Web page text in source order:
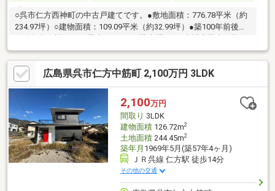
○呉市仁方西神町の中古戸建てです。●敷地面積：776.78平米（約
234.97坪）○建物面積：109.09平米（約32.99坪）●築100年前後
（築年数不詳）の平屋建てです。○駐車場は、3台以上駐車可能！
●約12年前ごろに室内のリフォームをしています。○手入れの行き
届いたお庭もあり、ガーデニングも楽しめます♪土・日・祝日もご
見学可能です！！（事前予約をお願いいたします）ぜひ一度お問
い合わせください♪
広島県呉市仁方中筋町 2,100万円 3LDK
2,100万円
間取り 3LDK
建物面積126.72m2
土地面積244.45m2
築年月 1969年5月(築57年4ヶ月)
ＪＲ呉線 仁方駅 徒歩14分
その他の交通